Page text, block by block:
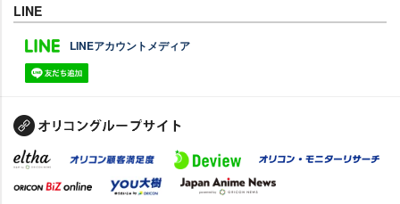
LINE
LINEアカウントメディア